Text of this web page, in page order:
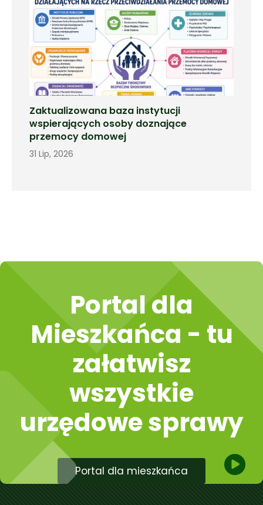
Zaktualizowana baza instytucji
wspierających osoby doznające
przemocy domowej
31 Lip, 2026
Portal dla
Mieszkańca - tu
załatwisz
wszystkie
urzędowe sprawy
Portal dla mieszkańca